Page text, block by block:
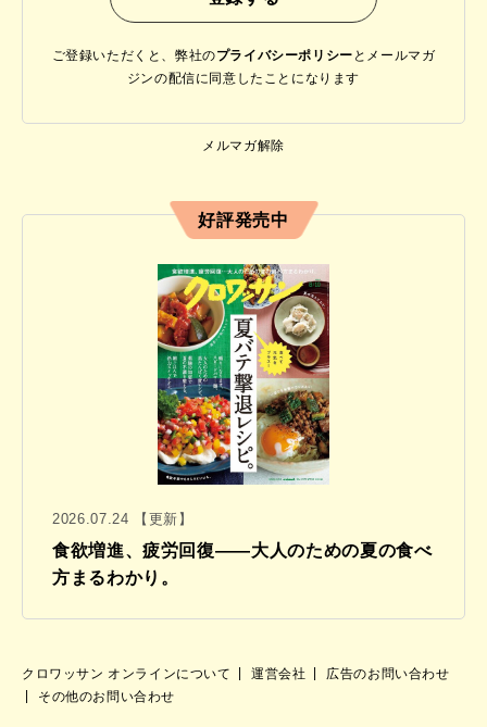
ご登録いただくと、弊社のプライバシーポリシー と メールマガ
ジンの配信に同意したことになります
メルマガ解除
好評発売中
2026.07.24 【更新】
食欲増進、疲労回復——大人のための夏の食べ
方まるわかり。
クロワッサン オンラインについて 運営会社
広告のお問い合わせ
その他のお問い合わせ